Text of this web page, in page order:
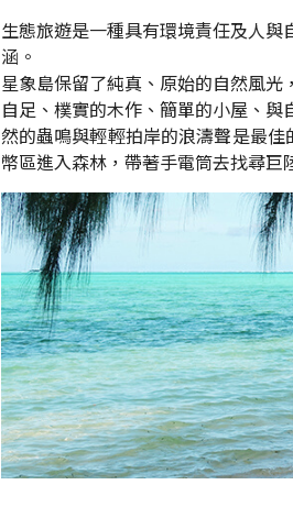
生態旅遊是一種具有環境責任及人
涵。
星象島保留了純真、原始的自然風
自足、樸實的木作、簡單的小屋、
然的蟲鳴與輕輕拍岸的浪濤聲是最
幣區進入森林，帶著手電筒去找尋